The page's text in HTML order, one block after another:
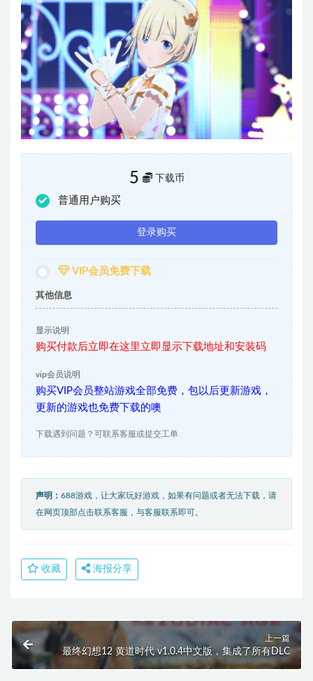
5 下载币
普通用户购买
登录购买
VIP会员免费下载
其他信息
显示说明
购买付款后立即在这里立即显示下载地址和安装码
vip会员说明
购买VIP会员整站游戏全部免费，包以后更新游戏，
更新的游戏也免费下载的噢
下载遇到问题？可联系客服或提交工单
声明： 688游戏，让大家玩好游戏，如果有问题或者无法下载，请
在网页顶部点击联系客服，与客服联系即可。
收藏 海报分享
上一篇
最终幻想12 黄道时代 v1.0.4中文版，集成了所有DLC